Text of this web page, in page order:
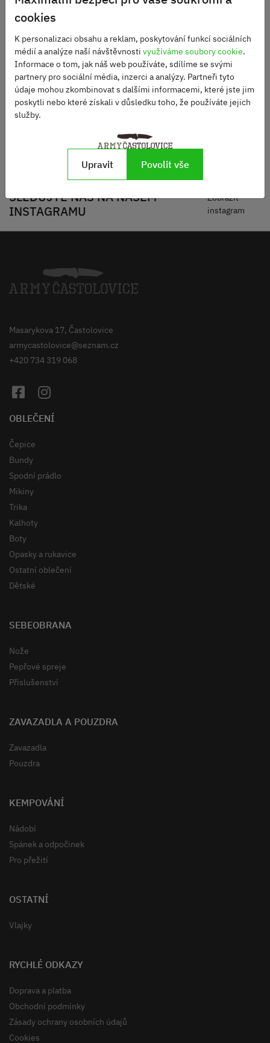
Britská sumka na granát
Skladem
80 Kč
Pistolové pouzdro stehení
Viper
Skladem
890 Kč
SLEDUJTE NÁS NA NAŠEM
INSTAGRAMU
Zobrazit
instagram
Masarykova 17, Častolovice
armycastolovice@seznam.cz
+420 734 319 068
OBLEČENÍ
Čepice
Bundy
Spodní prádlo
Mikiny
Trika
Kalhoty
Boty
Opasky a rukavice
Ostatní oblečení
Dětské
SEBEOBRANA
Nože
Pepřové spreje
Příslušenství
ZAVAZADLA A POUZDRA
Zavazadla
Pouzdra
KEMPOVÁNÍ
Nádobí
Spánek a odpočinek
Pro přežití
OSTATNÍ
Vlajky
RYCHLÉ ODKAZY
Doprava a platba
Obchodní podmínky
Zásady ochrany osobních údajů
Cookies
cookies
K personalizaci obsahu a reklam, poskytování funkcí sociálních
médií a analýze naší návštěvnosti využíváme soubory cookie.
Informace o tom, jak náš web používáte, sdílíme se svými
partnery pro sociální média, inzerci a analýzy. Partneři tyto
údaje mohou zkombinovat s dalšími informacemi, které jste jim
poskytli nebo které získali v důsledku toho, že používáte jejich
služby.
Upravit Povolit vše